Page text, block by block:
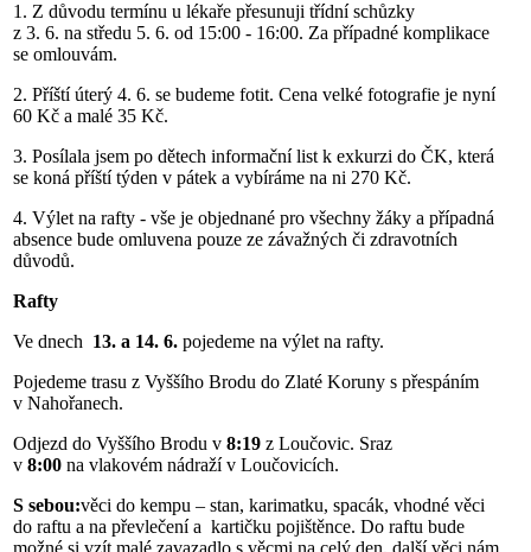
1. Z důvodu termínu u lékaře přesunuji třídní schůzky
z 3. 6. na středu 5. 6. od 15:00 - 16:00. Za případné komplikace
se omlouvám.
2. Příští úterý 4. 6. se budeme fotit. Cena velké fotografie je nyní
60 Kč a malé 35 Kč.
3. Posílala jsem po dětech informační list k exkurzi do ČK, která
se koná příští týden v pátek a vybíráme na ni 270 Kč.
4. Výlet na rafty - vše je objednané pro všechny žáky a případná
absence bude omluvena pouze ze závažných či zdravotních
důvodů.
Rafty
Ve dnech 13. a 14. 6. pojedeme na výlet na rafty.
Pojedeme trasu z Vyššího Brodu do Zlaté Koruny s přespáním
v Nahořanech.
Odjezd do Vyššího Brodu v 8:19 z Loučovic. Sraz
v 8:00 na vlakovém nádraží v Loučovicích.
S sebou:věci do kempu – stan, karimatku, spacák, vhodné věci
do raftu a na převlečení a kartičku pojištěnce. Do raftu bude
možné si vzít malé zavazadlo s věcmi na celý den, další věci nám